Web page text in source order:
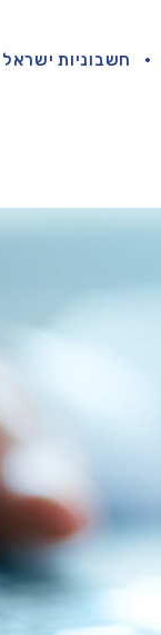
חשבוניות ישראל